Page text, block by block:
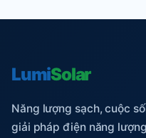
LumiSolar
Năng lượng sạch, cuộc
giải pháp điện năng